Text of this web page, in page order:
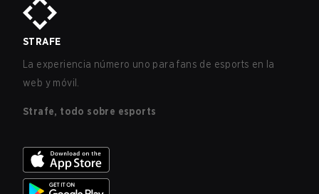
STRAFE
La experiencia número uno para fans de esports en la
web y móvil.
Strafe, todo sobre esports